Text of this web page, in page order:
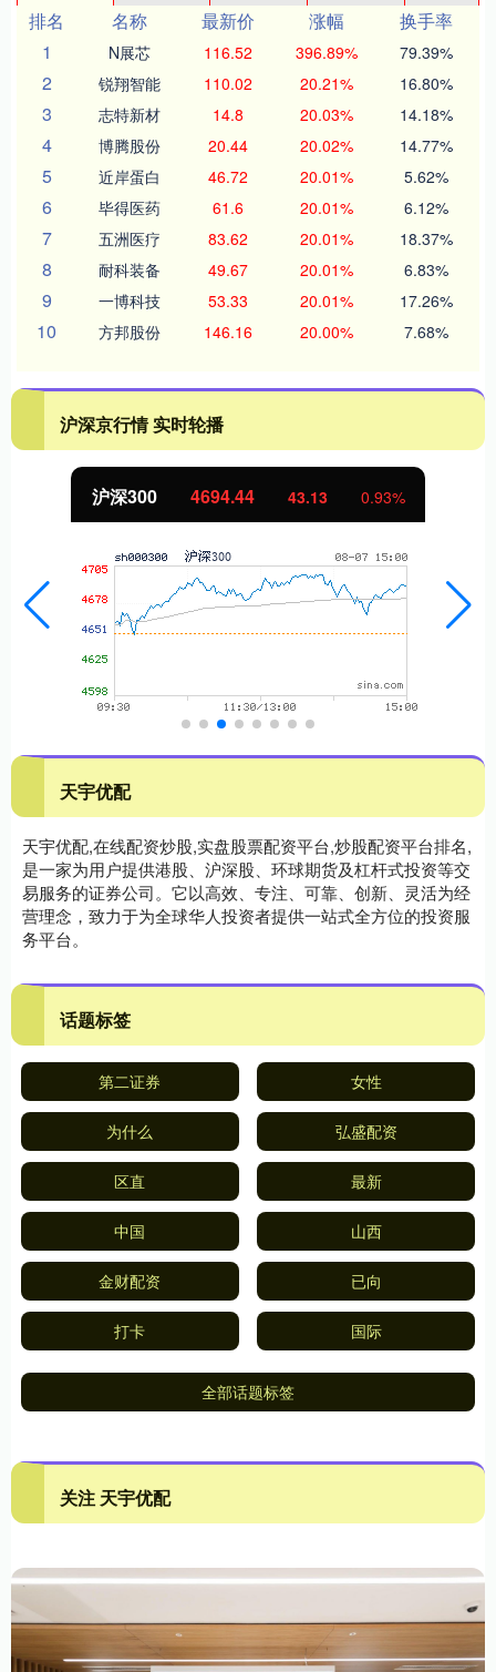
排名
名称 最新价 涨幅
换手率
1
N展芯 116.52 396.89% 79.39%
2 锐翔智能 110.02 20.21% 16.80%
3 志特新材 14.8 20.03% 14.18%
4 博腾股份 20.44 20.02% 14.77%
5 近岸蛋白 46.72 20.01% 5.62%
6 毕得医药 61.6 20.01% 6.12%
7 五洲医疗 83.62 20.01% 18.37%
8 耐科装备 49.67 20.01% 6.83%
9 一博科技 53.33 20.01% 17.26%
10 方邦股份 146.16 20.00% 7.68%
沪深京行情 实时轮播
北证50 1134.24 11.37 1.01%
天宇优配
天宇优配,在线配资炒股,实盘股票配资平台,炒股配资平台排名,
是一家为用户提供港股、沪深股、环球期货及杠杆式投资等交
易服务的证券公司。它以高效、专注、可靠、创新、灵活为经
营理念，致力于为全球华人投资者提供一站式全方位的投资服
务平台。
话题标签
第二证券 女性
为什么 弘盛配资
区直 最新
中国 山西
金财配资 已向
打卡 国际
全部话题标签
关注 天宇优配